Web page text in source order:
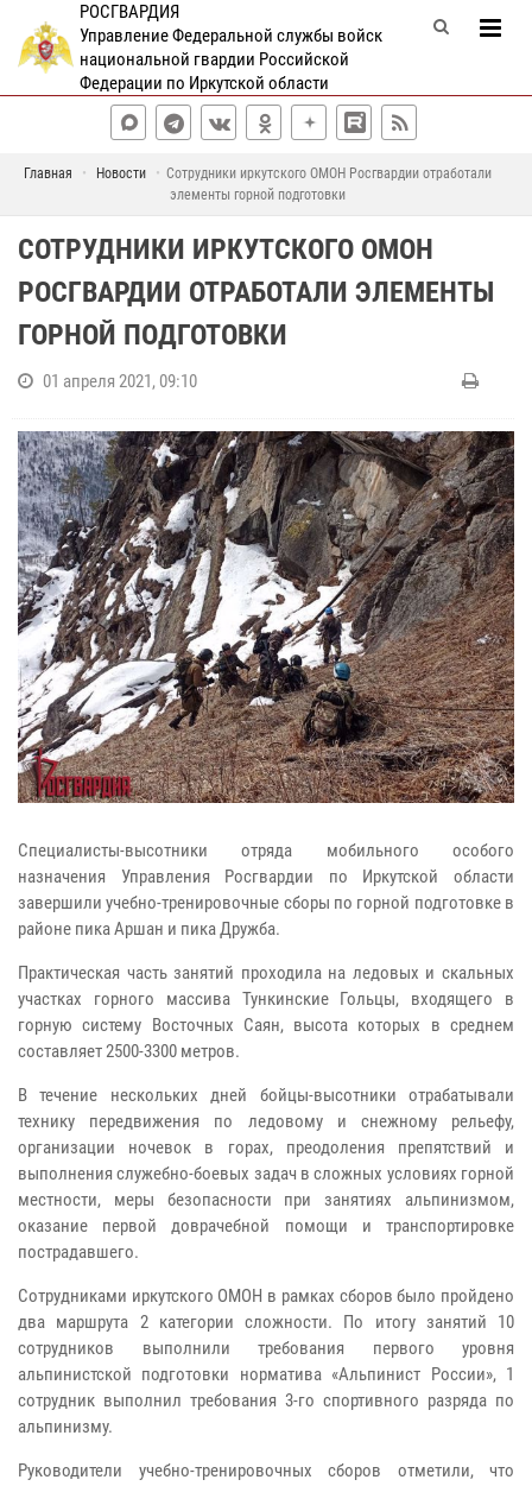
РОСГВАРДИЯ
Управление Федеральной службы войск
национальной гвардии Российской
Федерации по Иркутской области
Главная Новости
Сотрудники иркутского ОМОН Росгвардии отработали
элементы горной подготовки
СОТРУДНИКИ ИРКУТСКОГО ОМОН
РОСГВАРДИИ ОТРАБОТАЛИ ЭЛЕМЕНТЫ
ГОРНОЙ ПОДГОТОВКИ
01 апреля 2021, 09:10
Специалисты-высотники отряда мобильного особого
назначения Управления Росгвардии по Иркутской области
завершили учебно-тренировочные сборы по горной подготовке в
районе пика Аршан и пика Дружба.
Практическая часть занятий проходила на ледовых и скальных
участках горного массива Тункинские Гольцы, входящего в
горную систему Восточных Саян, высота которых в среднем
составляет 2500-3300 метров.
В течение нескольких дней бойцы-высотники отрабатывали
технику передвижения по ледовому и снежному рельефу,
организации ночевок в горах, преодоления препятствий и
выполнения служебно-боевых задач в сложных условиях горной
местности, меры безопасности при занятиях альпинизмом,
оказание первой доврачебной помощи и транспортировке
пострадавшего.
Сотрудниками иркутского ОМОН в рамках сборов было пройдено
два маршрута 2 категории сложности. По итогу занятий 10
сотрудников выполнили требования первого уровня
альпинистской подготовки норматива «Альпинист России», 1
сотрудник выполнил требования 3-го спортивного разряда по
альпинизму.
Руководители учебно-тренировочных сборов отметили, что